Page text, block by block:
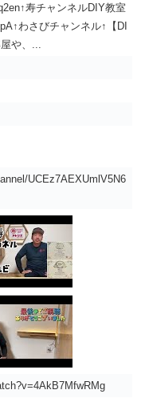
寿チャンネルDIY教室
わさびチャンネル↑【DI
や、...
UCEz7AEXUmlV5N6